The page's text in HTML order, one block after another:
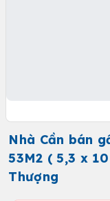
Nhà Cần bán
53M2 ( 5,3 x
Thượng